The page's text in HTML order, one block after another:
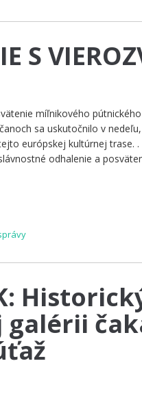
S
míľnikového
sa uskutočnilo v
európskej kultúrnej trase.
odhalenie a
galérii